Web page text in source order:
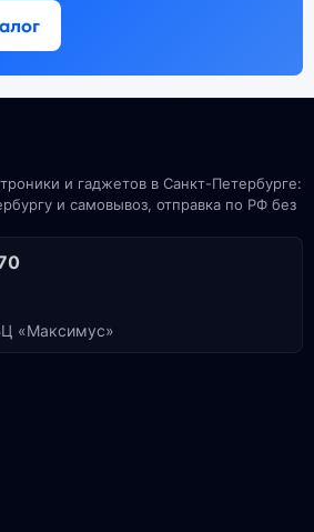
и гаджетов в Санкт-Петербурге:
и самовывоз, отправка по РФ без
«Максимус»